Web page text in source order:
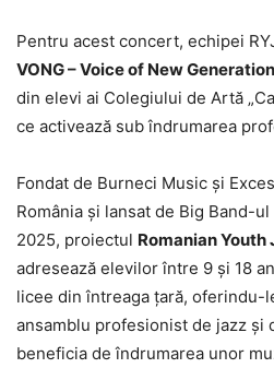
Pentru acest concert, echipei
VONG – Voice of New Generation
din elevi ai Colegiului de Artă
ce activează sub îndrumarea
Fondat de Burneci Music și
România și lansat de Big Band-
2025, proiectul Romanian
adresează elevilor între 9 și 18
licee din întreaga țară, oferindu-
ansamblu profesionist de jazz și
beneficia de îndrumarea unor